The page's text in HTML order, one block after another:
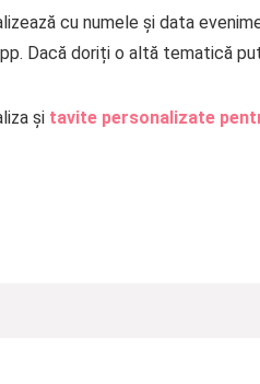
cu numele și data
Dacă doriți o altă tematică
și tavite personalizate